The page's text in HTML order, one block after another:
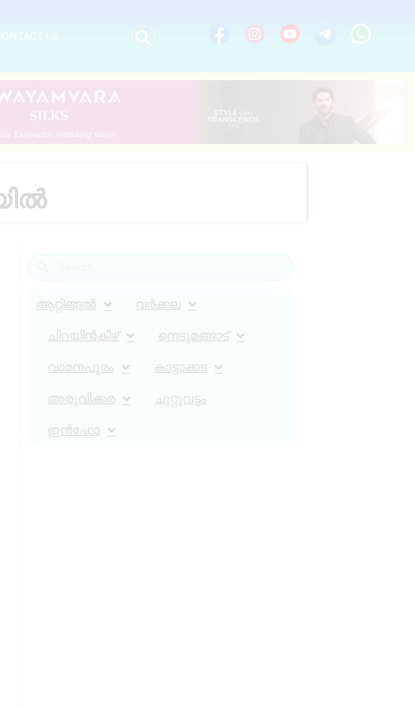
US
ആറ്റിങ്ങൽ വർക്കല
ചിറയിൻകീഴ് നെടുമങ്ങാട്
വാമനപുരം കാട്ടാക്കട
അരുവിക്കര ചുറ്റുവട്ടം
ഇൻഫോ